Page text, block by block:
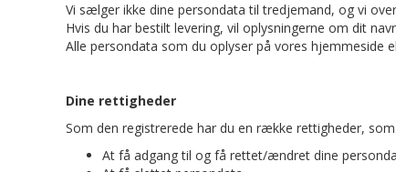
Vi sælger ikke dine persondata til tredjemand, og vi
Hvis du har bestilt levering, vil oplysningerne om dit
Alle persondata som du oplyser på vores hjemmeside
Dine rettigheder
Som den registrerede har du en række rettigheder,
At få adgang til og få rettet/ændret dine